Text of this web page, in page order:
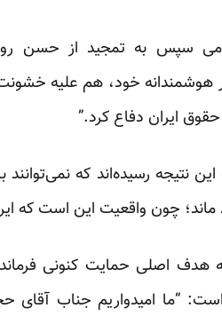
سپس به تمجید از حسن
هوشمندانه‌ خود، هم علیه
ایران دفاع کرد.”
رسیده‌‌اند که نمی‌توانند
ماند؛ چون واقعیت این است که
اصلی حمایت کنونی
“ما امیدواریم جناب آقای